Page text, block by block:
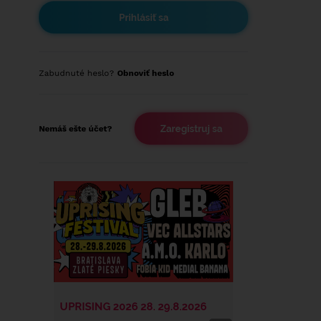
Zabudnuté heslo? Obnoviť heslo
Nemáš ešte účet? Zaregistruj sa